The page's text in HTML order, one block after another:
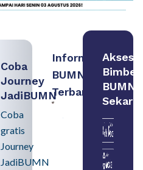
Coba
Journey
JadiBUMN
Coba
gratis
Journey
JadiBUMN
Informasi
BUMN
Terbaru:
Persiapan
Seleksi
Rekrutmen
Memahami
Akses
Bimbel
BUMN